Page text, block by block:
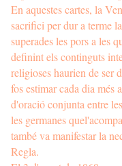
En aquestes cartes, la
sacrifici per dur a terme
superades les pors a les
definint els continguts
religioses haurien de ser
fos estimar cada dia més
d'oració conjunta entre
les germanes
també va manifestar la
Regla.